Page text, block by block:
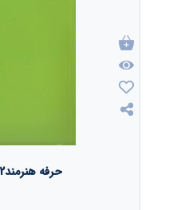
حرفه هنرمند62/ویژنامه گرافیک